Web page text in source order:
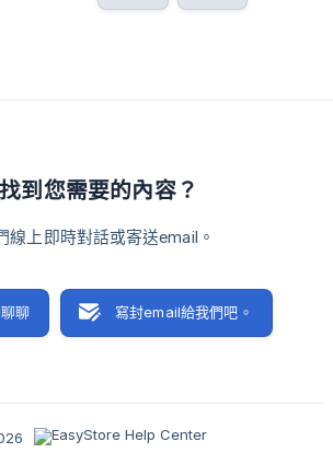
到您需要的內容？
線上即時對話或寄送email。
聊 寫封email給我們吧。